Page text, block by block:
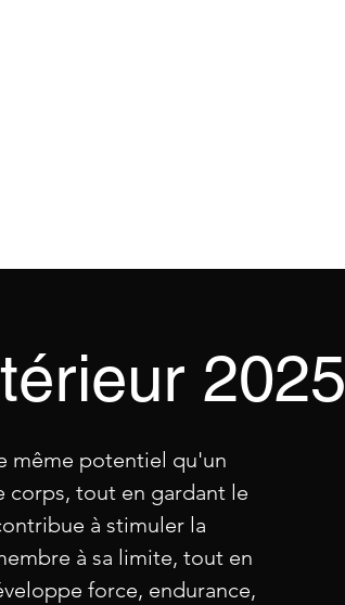
2025
même potentiel qu'un
tout en gardant le
à stimuler la
à sa limite, tout en
force, endurance,